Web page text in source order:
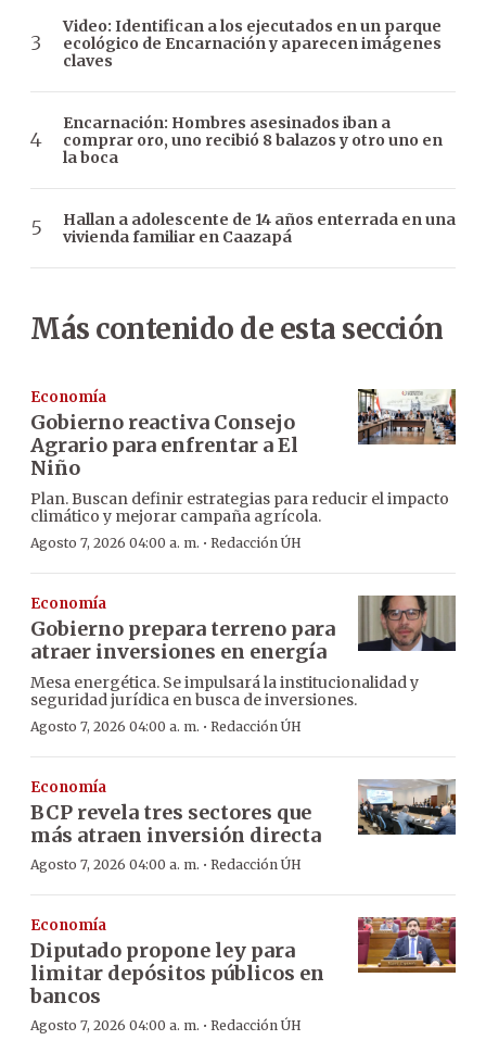
Video: Identifican a los ejecutados en un parque
ecológico de Encarnación y aparecen imágenes
claves
Encarnación: Hombres asesinados iban a
comprar oro, uno recibió 8 balazos y otro uno en
la boca
Hallan a adolescente de 14 años enterrada en una
vivienda familiar en Caazapá
Más contenido de esta sección
Economía
Gobierno reactiva Consejo
Agrario para enfrentar a El
Niño
Plan. Buscan definir estrategias para reducir el impacto
climático y mejorar campaña agrícola.
Agosto 7, 2026 04:00 a. m. · Redacción ÚH
Economía
Gobierno prepara terreno para
atraer inversiones en energía
Mesa energética. Se impulsará la institucionalidad y
seguridad jurídica en busca de inversiones.
Agosto 7, 2026 04:00 a. m. · Redacción ÚH
Economía
BCP revela tres sectores que
más atraen inversión directa
Agosto 7, 2026 04:00 a. m. · Redacción ÚH
Economía
Diputado propone ley para
limitar depósitos públicos en
bancos
Agosto 7, 2026 04:00 a. m. · Redacción ÚH